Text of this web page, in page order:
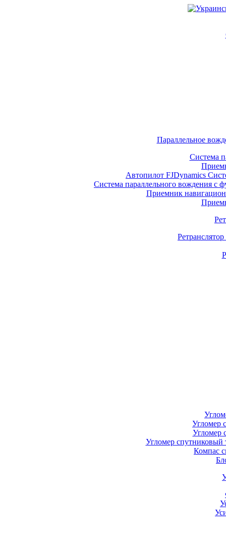
Параллельное
Система
Автопилот FJDynamics
Система параллельного вождения с
Приемник
Угломер
Угломер
Угломер спутниковый
Компас